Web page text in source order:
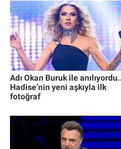
Adı Okan Buruk ile
Hadise’nin yeni aşkıyla ilk
fotoğraf